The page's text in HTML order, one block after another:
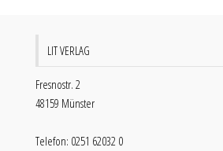
LIT VERLAG
Fresnostr. 2
48159 Münster
Telefon: 0251 62032 0